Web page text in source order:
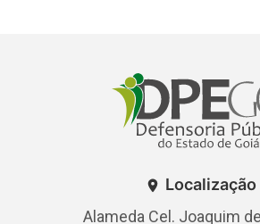
Localização
Alameda Cel. Joaquim